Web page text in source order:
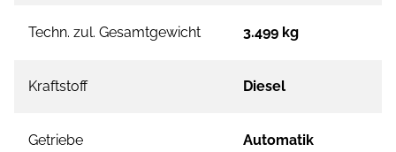
Techn. zul. Gesamtgewicht 3.499 kg
Kraftstoff Diesel
Getriebe Automatik